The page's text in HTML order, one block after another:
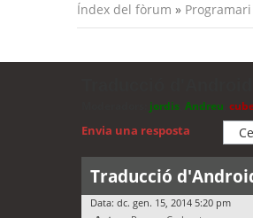
Índex del fòrum » Programari
jordis Andreu
Envia una resposta
Traducció
Data: dc. gen. 15, 2014 5:20 pm